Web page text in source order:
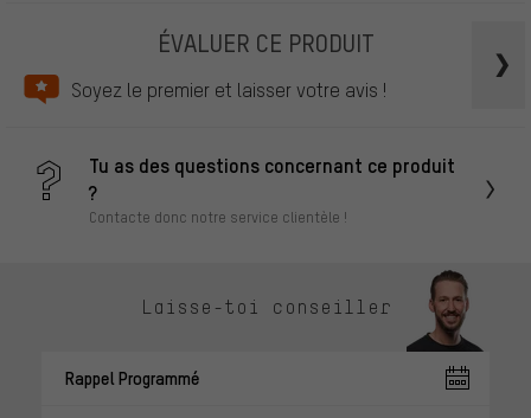
ÉVALUER CE PRODUIT
Soyez le premier et laisser votre avis !
Tu as des questions concernant ce produit
?
Contacte donc notre service clientèle !
Laisse-toi conseiller
Rappel Programmé